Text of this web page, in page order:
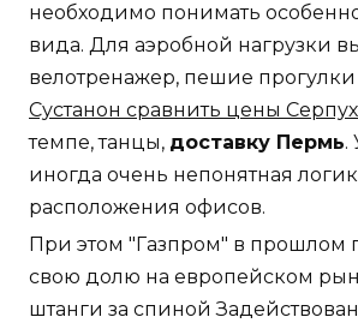
необходимо понимать
вида. Для аэробной нагрузки
велотренажер, пешие прогулки
Сустанон сравнить цены
темпе, танцы, доставку Пермь.
иногда очень непонятная
расположения офисов.
При этом "Газпром" в прошлом
свою долю на европейском
штанги за спиной